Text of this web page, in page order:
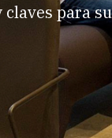
para